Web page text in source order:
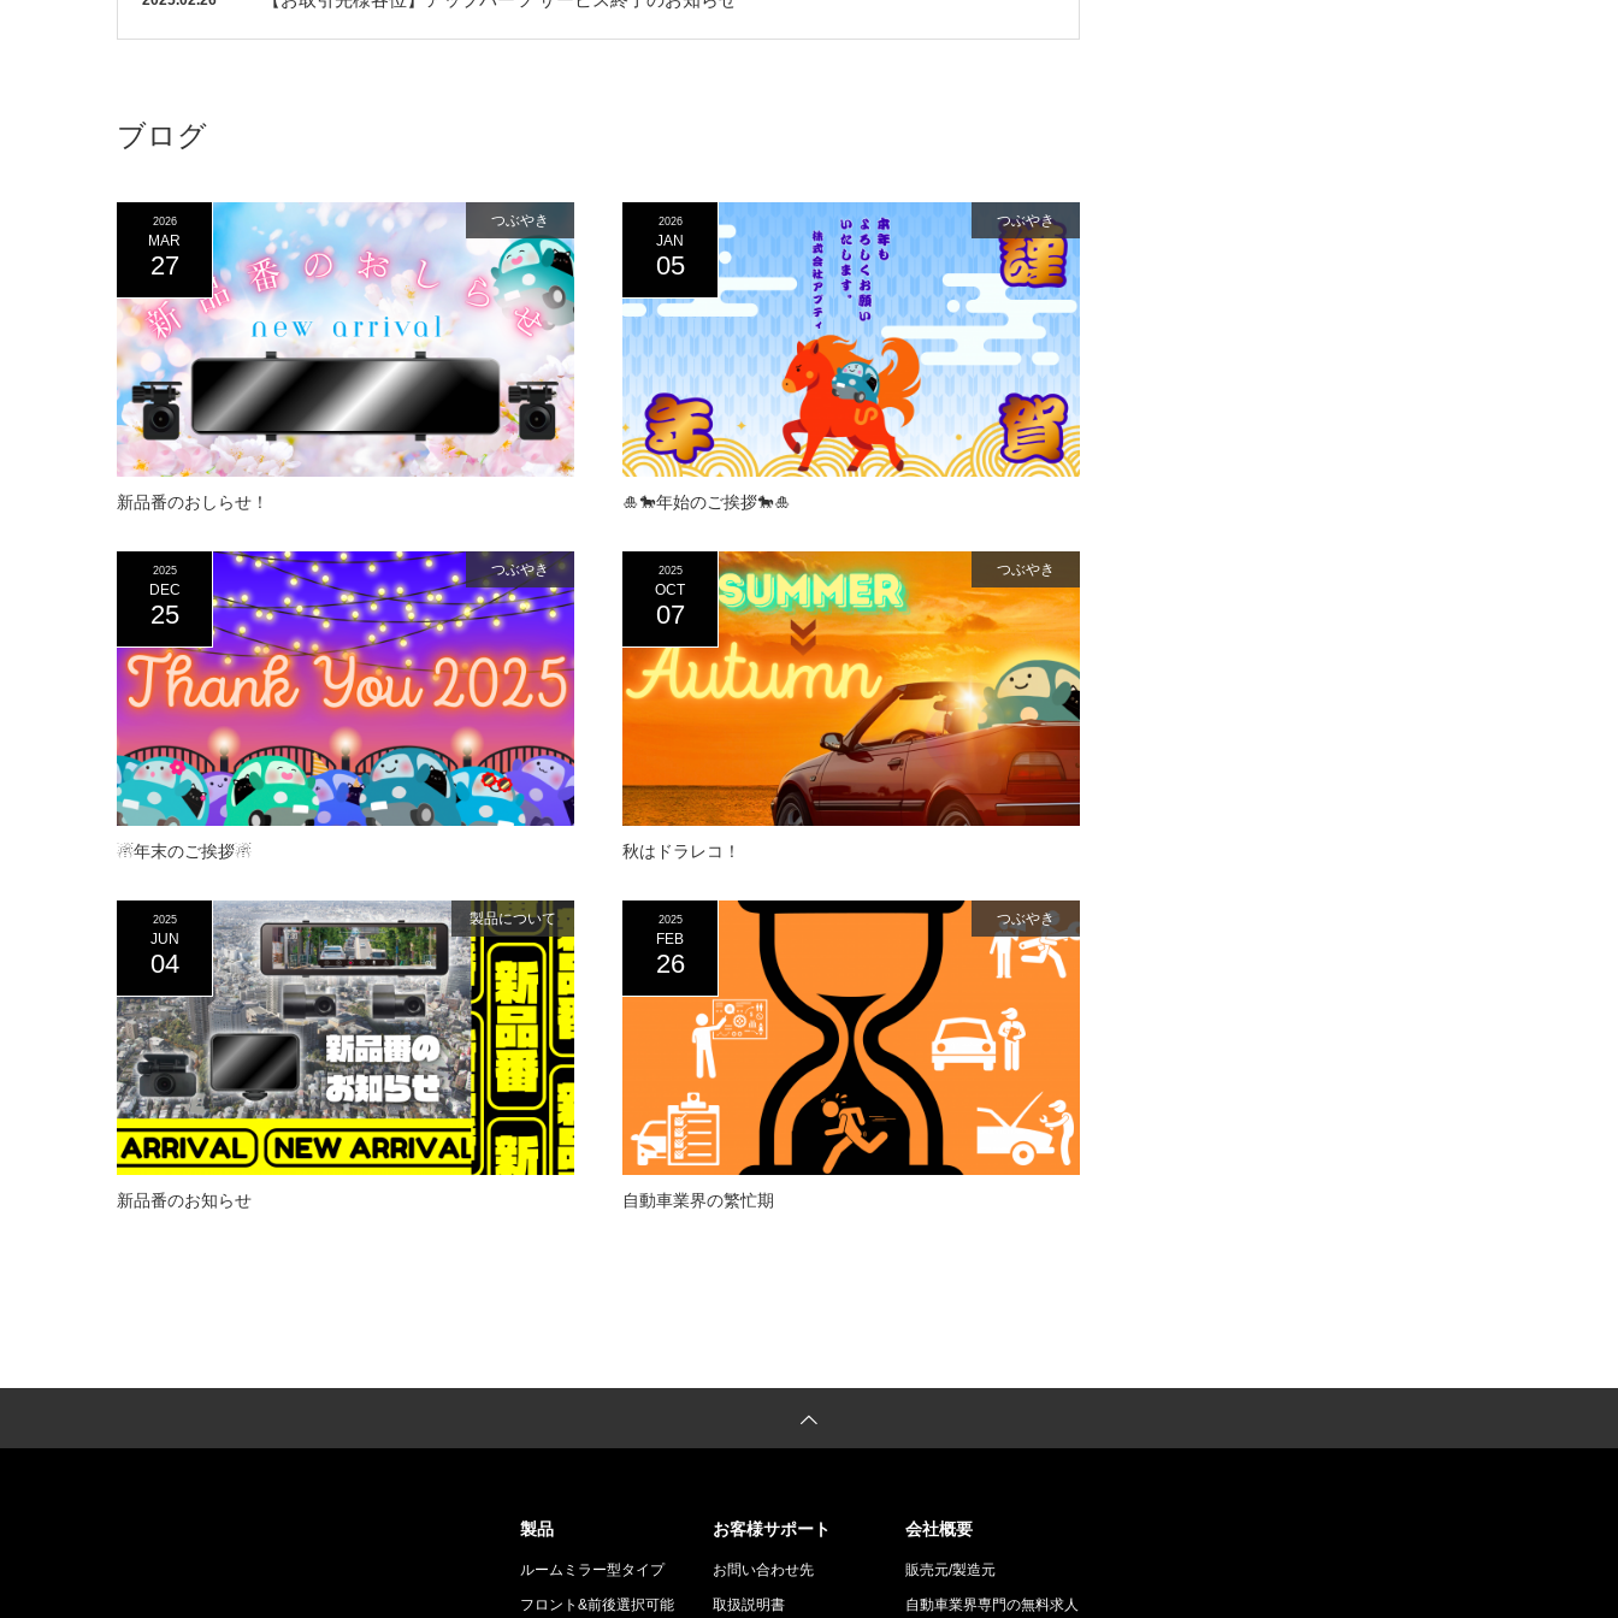
ブログ
2026
MAR
27
つぶやき
新品番のおしらせ！
2026
JAN
05
つぶやき
🎍🐎年始のご挨拶🐎🎍
2025
DEC
25
つぶやき
☃年末のご挨拶☃
2025
OCT
07
つぶやき
秋はドラレコ！
2025
JUN
04
製品について
新品番のお知らせ
2025
FEB
26
つぶやき
自動車業界の繁忙期
製品
ルームミラー型タイプ
フロント&前後選択可能
お客様サポート
お問い合わせ先
取扱説明書
会社概要
販売元/製造元
自動車業界専門の無料求人